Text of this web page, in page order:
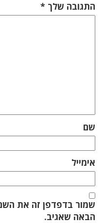
התגובה שלך *
שם
אימייל
שמור בדפדפן זה את
הבאה שאגיב.